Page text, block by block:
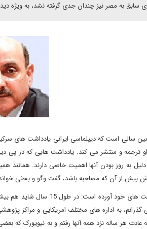
سابق به مصر نیز چندان جدی گرفته نشد، به ویژه
سالی است که دیپلماسی ایرانی یادداشت های
ترجمه و منتشر می کند. یادداشت هایی که در پی
به روز بودن آنها اهمیت خاصی دارند. همانند
بیش از آن که مصاحبه باشد، گفت وگو و بحثی
نعوم در مقدمه امسال
به اداره های مختلف امریکایی و مراکز
عادت هر ساله نزد همه آنها رفتم و به نیویورک که